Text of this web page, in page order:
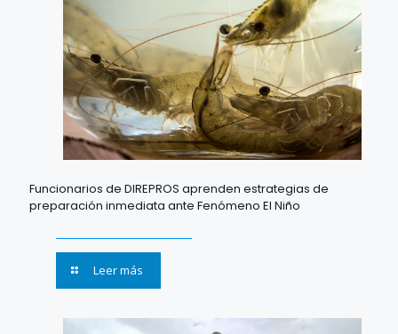
Funcionarios de DIREPROS aprenden estrategias de
preparación inmediata ante Fenómeno El Niño
Leer más